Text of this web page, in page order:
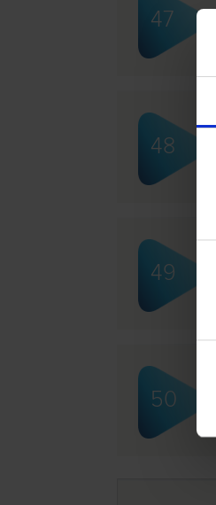
47
48
49
50